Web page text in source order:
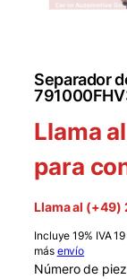
Separador
Llama
para
Llama al (+49)
Incluye 19% IVA 19
más envío
Número de